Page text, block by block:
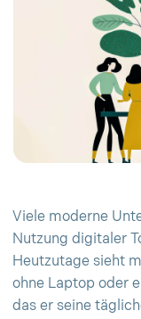
Viele moderne
Nutzung digitaler
Heutzutage sieht
ohne Laptop oder
das er seine